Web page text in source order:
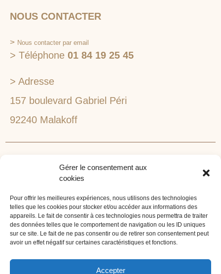
Gérer le consentement aux
cookies
Pour offrir les meilleures expériences, nous utilisons des technologies
telles que les cookies pour stocker et/ou accéder aux informations des
appareils. Le fait de consentir à ces technologies nous permettra de traiter
des données telles que le comportement de navigation ou les ID uniques
sur ce site. Le fait de ne pas consentir ou de retirer son consentement peut
avoir un effet négatif sur certaines caractéristiques et fonctions.
Accepter
NOUS CONTACTER
> Nous contacter par email
> Téléphone 01 84 19 25 45
> Adresse
157 boulevard Gabriel Péri
92240 Malakoff
1lieu1salle est spécialisé dans la recherche de lieux
événements d'entreprise. 1lieu1salle recherche
gratuitement pour vous, votre lieu de séminaire idéal :
château, domaine, hôtel, lieu atypique et dans
l'environnement que vous souhaitez, en ville, au vert, au
bord d'un lac ou de la mer.
ORGANISATION DE SÉMINAIRE CLÉ EN MAIN